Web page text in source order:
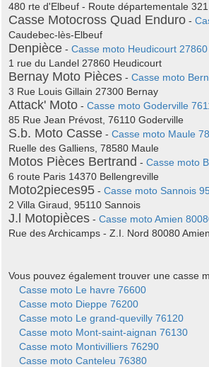
480 rte d'Elbeuf - Route départementale
Casse Motocross Quad Enduro -
Caudebec-lès-Elbeuf
Denpièce - Casse moto Heudicourt 27860
1 rue du Landel 27860 Heudicourt
Bernay Moto Pièces - Casse moto
3 Rue Louis Gillain 27300 Bernay
Attack' Moto - Casse moto Goderville
85 Rue Jean Prévost, 76110 Goderville
S.b. Moto Casse - Casse moto Maule
Ruelle des Galliens, 78580 Maule
Motos Pièces Bertrand - Casse moto
6 route Paris 14370 Bellengreville
Moto2pieces95 - Casse moto Sannois
2 Villa Giraud, 95110 Sannois
J.l Motopièces - Casse moto Amien
Rue des Archicamps - Z.I. Nord 80080
Vous pouvez également trouver une casse
Casse moto Le havre 76600
Casse moto Dieppe 76200
Casse moto Le grand-quevilly 76120
Casse moto Mont-saint-aignan 76130
Casse moto Montivilliers 76290
Casse moto Canteleu 76380